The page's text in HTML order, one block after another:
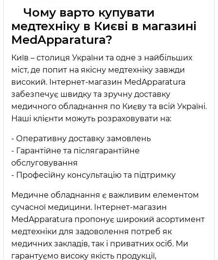
Чому варто купувати
медтехніку в Києві в магазині
MedApparatura?
Київ – столиця України та одне з найбільших
міст, де попит на якісну медтехніку завжди
високий. Інтернет-магазин MedApparatura
забезпечує швидку та зручну доставку
медичного обладнання по Києву та всій Україні.
Наші клієнти можуть розраховувати на:
- Оперативну доставку замовлень
- Гарантійне та післягарантійне
обслуговування
- Професійну консультацію та підтримку
Медичне обладнання є важливим елементом
сучасної медицини. Інтернет-магазин
MedApparatura пропонує широкий асортимент
медтехніки для задоволення потреб як
медичних закладів, так і приватних осіб. Ми
гарантуємо високу якість продукції,